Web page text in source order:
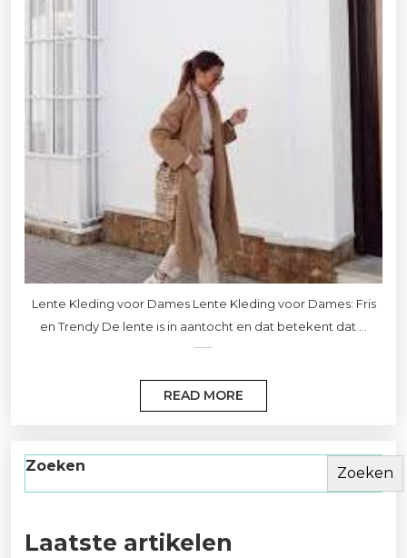
Lente Kleding voor Dames Lente Kleding voor Dames: Fris
en Trendy De lente is in aantocht en dat betekent dat ...
READ MORE
Zoeken Zoeken
Laatste artikelen